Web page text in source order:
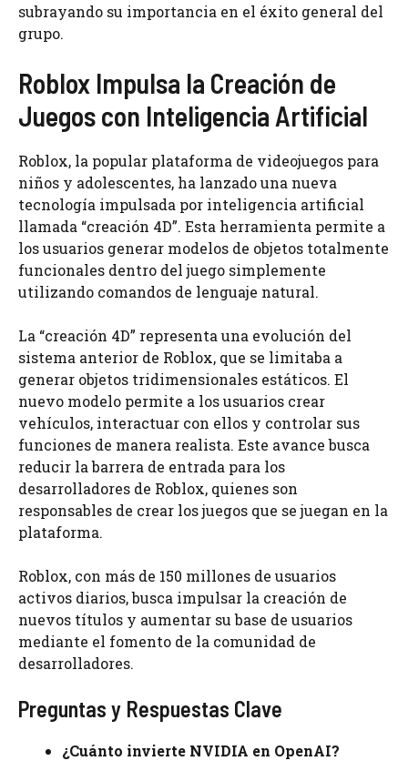
subrayando su importancia en el éxito general del
grupo.
Roblox Impulsa la Creación de
Juegos con Inteligencia Artificial
Roblox, la popular plataforma de videojuegos para
niños y adolescentes, ha lanzado una nueva
tecnología impulsada por inteligencia artificial
llamada “creación 4D”. Esta herramienta permite a
los usuarios generar modelos de objetos totalmente
funcionales dentro del juego simplemente
utilizando comandos de lenguaje natural.
La “creación 4D” representa una evolución del
sistema anterior de Roblox, que se limitaba a
generar objetos tridimensionales estáticos. El
nuevo modelo permite a los usuarios crear
vehículos, interactuar con ellos y controlar sus
funciones de manera realista. Este avance busca
reducir la barrera de entrada para los
desarrolladores de Roblox, quienes son
responsables de crear los juegos que se juegan en la
plataforma.
Roblox, con más de 150 millones de usuarios
activos diarios, busca impulsar la creación de
nuevos títulos y aumentar su base de usuarios
mediante el fomento de la comunidad de
desarrolladores.
Preguntas y Respuestas Clave
¿Cuánto invierte NVIDIA en OpenAI?